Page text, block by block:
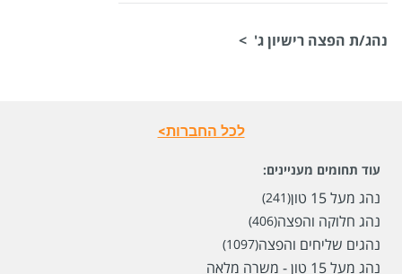
נהג/ת הפצה רישיון ג' >
לכל החברות>
עוד תחומים מעניינים:
נהג מעל 15 טון (241)
נהג חלוקה והפצה(406)
נהגים שליחים והפצה(1097)
נהג מעל 15 טון - משרה מלאה